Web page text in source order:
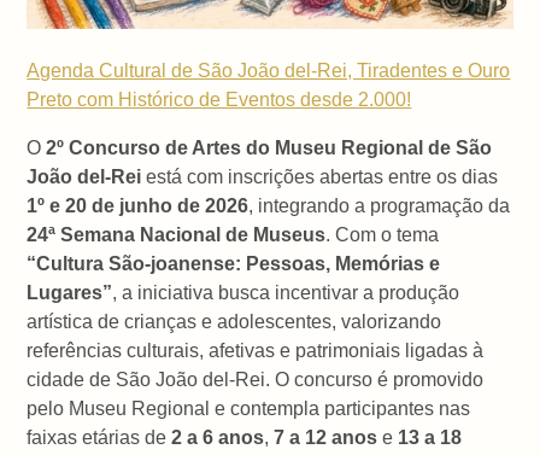
Agenda Cultural de São João del-Rei, Tiradentes e Ouro
Preto com Histórico de Eventos desde 2.000!
O2º Concurso de Artes do Museu Regional de São
João del-Rei está com inscrições abertas entre os dias
1º e 20 de junho de 2026, integrando a programação da
24ª Semana Nacional de Museus. Com o tema
“Cultura São-joanense: Pessoas, Memórias e
Lugares”, a iniciativa busca incentivar a produção
artística de crianças e adolescentes, valorizando
referências culturais, afetivas e patrimoniais ligadas à
cidade de São João del-Rei. O concurso é promovido
pelo Museu Regional e contempla participantes nas
faixas etárias de2 a 6 anos,7 a 12 anos e 13 a 18